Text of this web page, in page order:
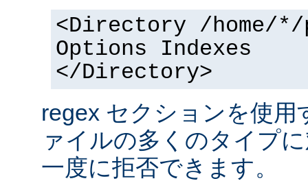
<Directory /home/
Options Indexes
</Directory>
regex セクションを使
ァイルの多くのタイプ
一度に拒否できます。